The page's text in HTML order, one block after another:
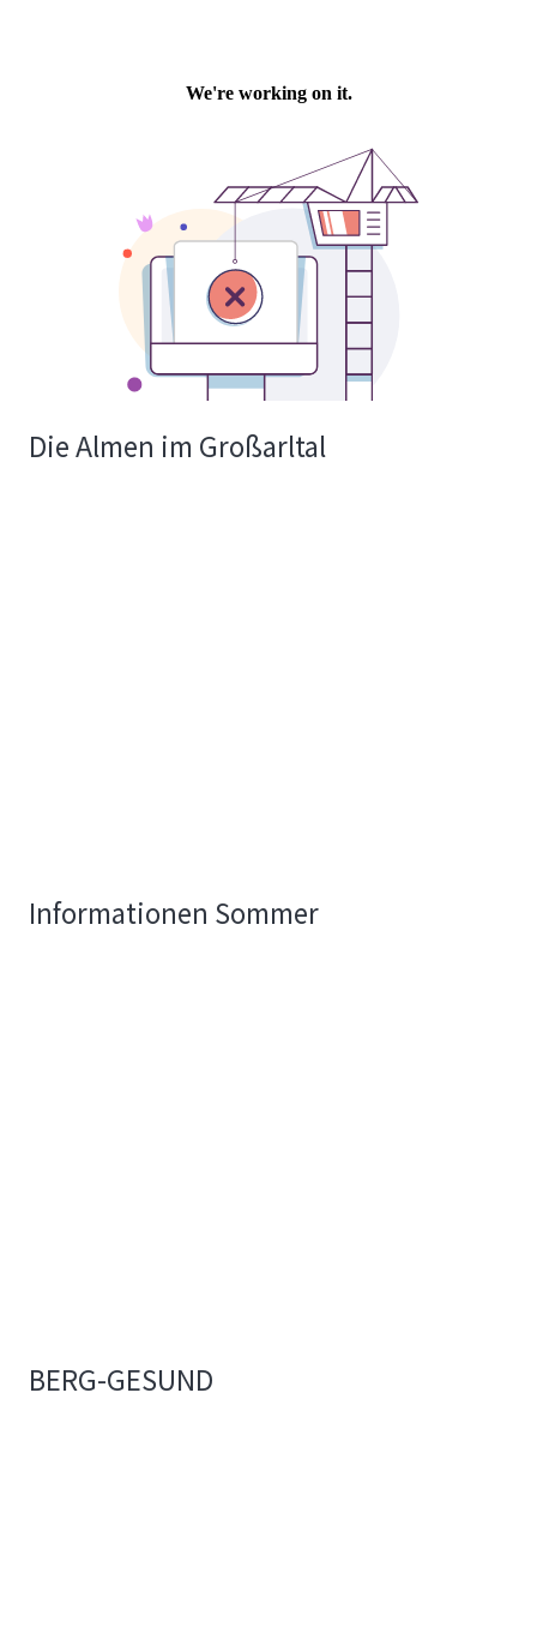
Die Almen im Großarltal
Informationen Sommer
BERG-GESUND